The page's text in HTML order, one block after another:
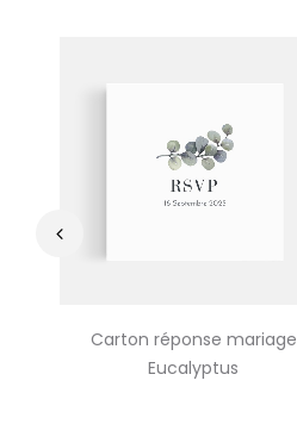
Carton réponse mariage
Eucalyptus